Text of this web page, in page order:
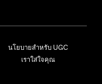
นโยบายสำหรับ UGC
เราใส่ใจคุณ